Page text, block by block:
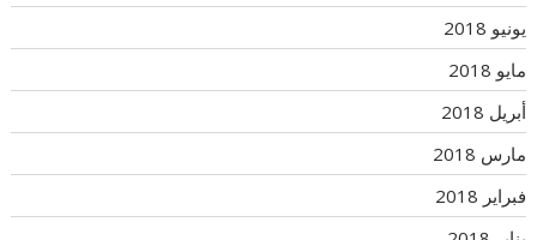
يونيو 2018
مايو 2018
أبريل 2018
مارس 2018
فبراير 2018